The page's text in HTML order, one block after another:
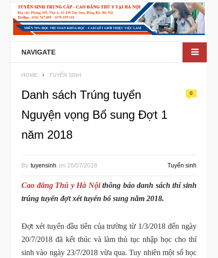
NAVIGATE
HOME TUYỂN SINH
Danh sách Trúng tuyển
Nguyện vọng Bổ sung Đợt 1
năm 2018
0
By tuyensinh on 26/07/2018 Tuyển sinh
Cao đẳng Thú y Hà Nộithông báo danh sách thí sinh
trúng tuyển đợt xét tuyển bổ sung năm 2018.
Đợt xét tuyển đầu tiên của trường từ 1/3/2018 đến ngày
20/7/2018 đã kết thúc và làm thủ tục nhập học cho thí
sinh vào ngày 23/7/2018 vừa qua. Tuy nhiên một số học